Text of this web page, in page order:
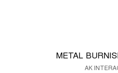
METAL
AK